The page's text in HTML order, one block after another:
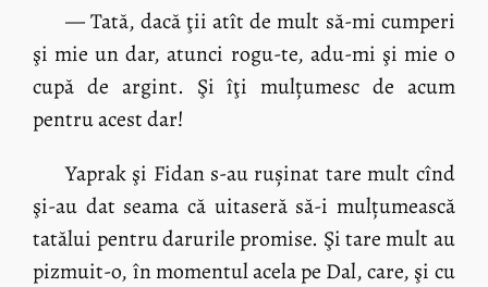
— Tată, dacă ţii atît de mult să-mi cumperi
şi mie un dar, atunci rogu-te, adu-mi şi mie o
cupă de argint. Şi îţi mulțumesc de acum
pentru acest dar!
Yaprak şi Fidan s-au rușinat tare mult cînd
şi-au dat seama că uitaseră să-i mulțumească
tatălui pentru darurile promise. Şi tare mult au
pizmuit-o, în momentul acela pe Dal, care, şi cu